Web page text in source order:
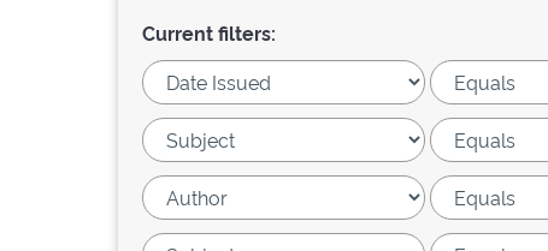
Current filters: